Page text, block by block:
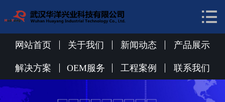
关于我们
新闻动态

网站首页 关于我们 新闻动态 产品展示
解决方案 OEM服务 工程案例 联系我们